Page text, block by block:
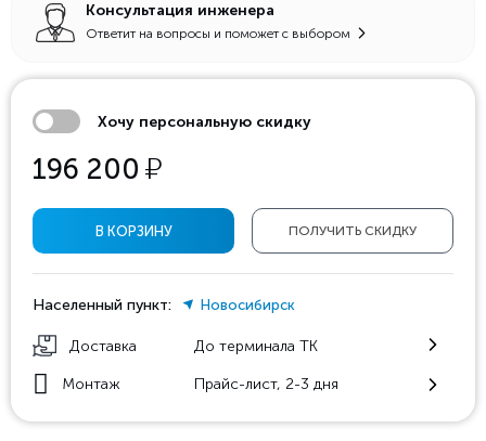
Консультация инженера
Ответит на вопросы и поможет с выбором
Хочу персональную скидку
196 200 у
ПОЛУЧИТЬ СКИДКУ
В КОРЗИНУ
Населенный пункт: Новосибирск
Доставка До терминала ТК
Монтаж Прайс-лист, 2-3 дня